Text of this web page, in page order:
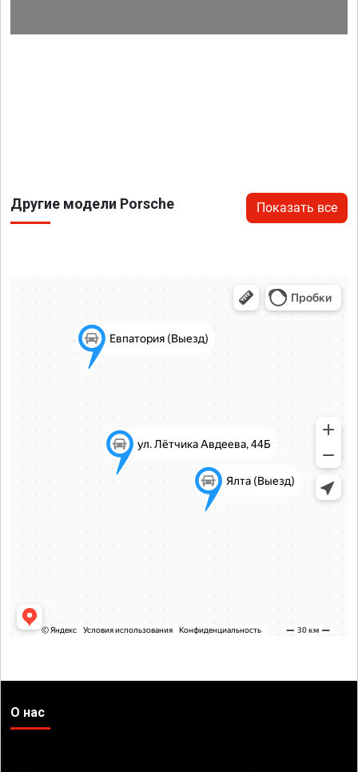
Другие модели Porsche Показать все
О нас